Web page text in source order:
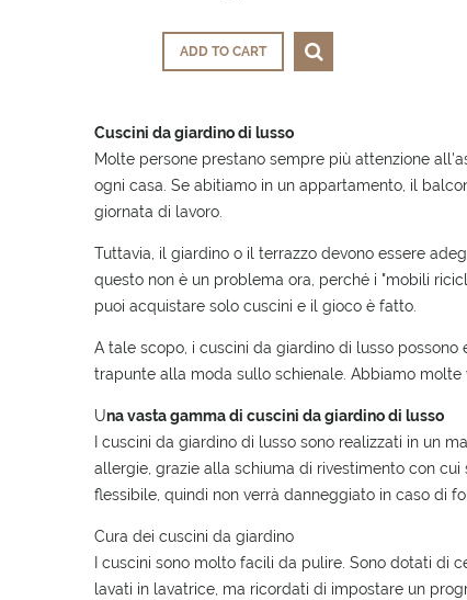
ADD TO CART
Cuscini da giardino di lusso
Molte persone prestano sempre più attenzione
ogni casa. Se abitiamo in un appartamento, il
giornata di lavoro.
Tuttavia, il giardino o il terrazzo devono essere
questo non è un problema ora, perché i "mobili
puoi acquistare solo cuscini e il gioco è fatto.
A tale scopo, i cuscini da giardino di lusso
trapunte alla moda sullo schienale. Abbiamo
Una vasta gamma di cuscini da giardino di lusso
I cuscini da giardino di lusso sono realizzati in un
allergie, grazie alla schiuma di rivestimento con
flessibile, quindi non verrà danneggiato in caso di
Cura dei cuscini da giardino
I cuscini sono molto facili da pulire. Sono dotati di
lavati in lavatrice, ma ricordati di impostare un